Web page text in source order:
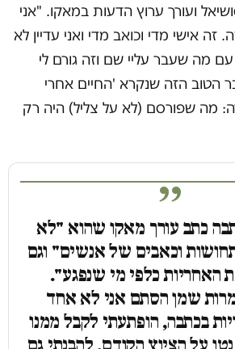
ועורך ערוץ הדעות במאקו. "אני
אישי מדי וכואב מדי ואני עדיין לא
מה שעבר עליי שם וזה גורם לי
הטוב הזה שנקרא 'החיים אחרי
מה שפורסם (לא על צליל) היה רק
כתב עורך מאקו שהוא "לא
וכאבים של אנשים" וגם
האחריות כלפי מי שנפגע".
שמן הסתם אני לא אחד
בכתבה, הופתעתי לקבל ממנו